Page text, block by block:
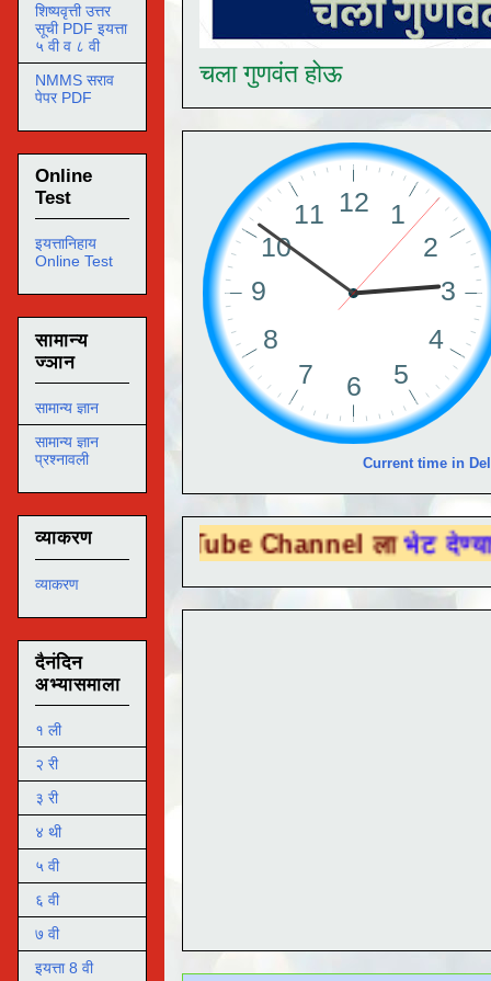
चला गुणवंत होऊ
Current time in
You Tube Channel लाभेट देण्यासाठी येथे
शिष्यवृत्ती उत्तर
सूची PDF इयत्ता
५ वी व ८ वी
NMMS सराव
पेपर PDF
Online
Test
इयत्तानिहाय
Online Test
सामान्य
ज्ञान
सामान्य ज्ञान
सामान्य ज्ञान
प्रश्नावली
व्याकरण
व्याकरण
दैनंदिन
अभ्यासमाला
१ ली
२ री
३ री
४ थी
५ वी
६ वी
७ वी
इयत्ता 8 वी